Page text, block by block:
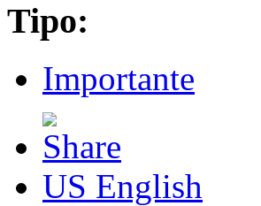
Tipo:
Importante
US English